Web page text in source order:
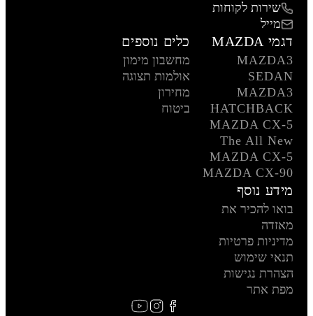
שירות לקוחות
מייל
דגמי MAZDA
MAZDA3
SEDAN
MAZDA3
HATCHBACK
MAZDA CX-5
The All New
MAZDA CX-5
MAZDA CX-90
כלים נוספים
מחשבון מימון
אולמות תצוגה
מחירון
ביטוח
מידע נוסף
בואו להכיר את
מאזדה
מדיניות פרטיות
תנאי שימוש
הצהרת נגישות
מפת אתר